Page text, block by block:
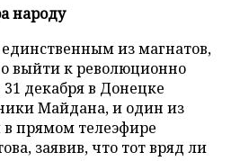
народу
из магнатов,
выйти к революционно
декабря в Донецке
Майдана, и один из
в прямом телеэфире
заявив, что тот вряд ли